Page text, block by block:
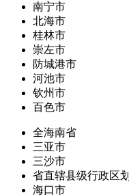
南宁市
北海市
桂林市
崇左市
防城港市
河池市
钦州市
百色市
全海南省
三亚市
三沙市
省直辖县级行政区划
海口市